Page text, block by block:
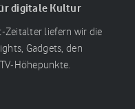
digitale Kultur
Zeitalter liefern wir die
Gadgets, den
Höhepunkte.